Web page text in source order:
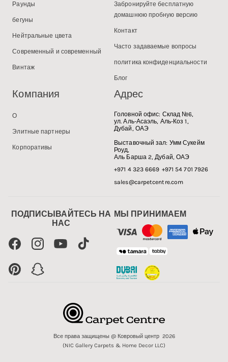
Раунды
бегуны
Нейтральные цвета
Современный и современный
Винтаж
Забронируйте бесплатную
домашнюю пробную версию
Контакт
Часто задаваемые вопросы
политика конфиденциальности
Блог
Компания
О
Элитные партнеры
Корпоративы
Адрес
Головной офис: Склад №6,
ул. Аль-Асаэль, Аль-Коз 1,
Дубай, ОАЭ
Выставочный зал: Умм Сукейм
Роуд,
Аль Барша 2, Дубай, ОАЭ
+971 4 323 6669 +971 54 701 7926
sales@carpetcentre.com
ПОДПИСЫВАЙТЕСЬ НА
НАС
FacebookInstagramYouTubeTikTok
PinterestSnapchat
МЫ ПРИНИМАЕМ
Все права защищены @ Ковровый центр 2026
(NIC Gallery Carpets & Home Decor LLC)